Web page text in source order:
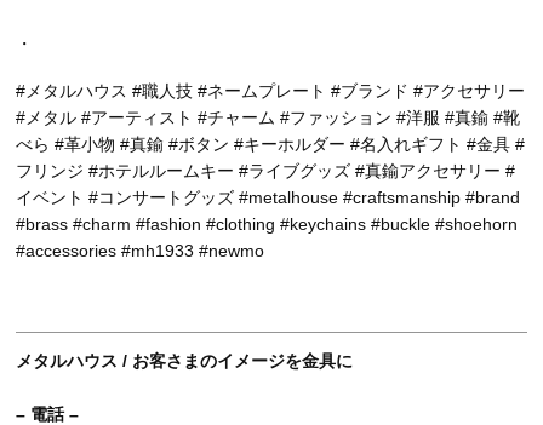
・
#メタルハウス #職人技 #ネームプレート #ブランド #アクセサリー
#メタル #アーティスト #チャーム #ファッション #洋服 #真鍮 #靴
べら #革小物 #真鍮 #ボタン #キーホルダー #名入れギフト #金具 #
フリンジ #ホテルルームキー #ライブグッズ #真鍮アクセサリー #
イベント #コンサートグッズ #metalhouse #craftsmanship #brand
#brass #charm #fashion #clothing #keychains #buckle #shoehorn
#accessories #mh1933 #newmo
メタルハウス / お客さまのイメージを金具に
– 電話 –